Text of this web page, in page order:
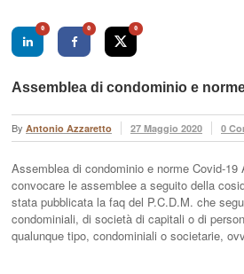
0 0 0
Assemblea di condominio e
By Antonio Azzaretto 27 Maggio 2020 0
Assemblea di condominio e norme Covid-
convocare le assemblee a seguito della
stata pubblicata la faq del P.C.D.M. che
condominiali, di società di capitali o di
qualunque tipo, condominiali o societarie,